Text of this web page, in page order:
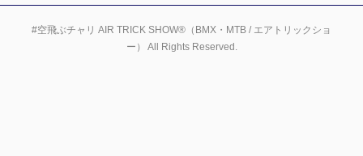
#空飛ぶチャリ AIR TRICK SHOW®（BMX・MTB / エアトリックショ
ー） All Rights Reserved.